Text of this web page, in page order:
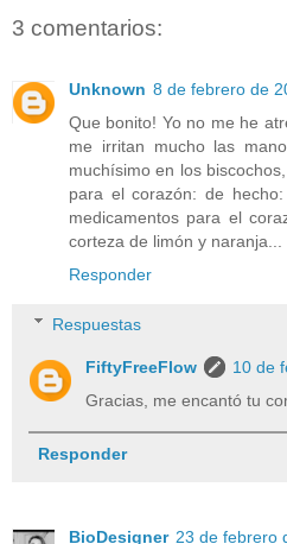
3 comentarios:
Unknown 8 de febrero de
Que bonito! Yo no me he
me irritan mucho las
muchísimo en los
para el corazón: de
medicamentos para el
corteza de limón y naranja...
Responder
Respuestas
FiftyFreeFlow
10 de
Gracias, me encantó tu
Responder
BioDesigner 23 de febrero